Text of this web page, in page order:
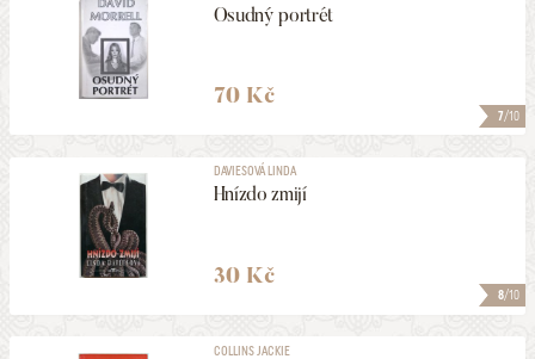
7/10
Osudný portrét
70 Kč
8/10
DAVIESOVÁ LINDA
Hnízdo zmijí
30 Kč
COLLINS JACKIE